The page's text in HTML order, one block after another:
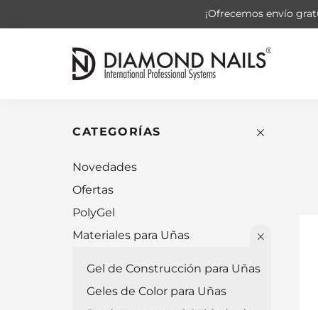
¡Ofrecemos envío
CATEGORÍAS
Novedades
Ofertas
PolyGel
Materiales para Uñas
Gel de Construcción para Uñas
Geles de Color para Uñas